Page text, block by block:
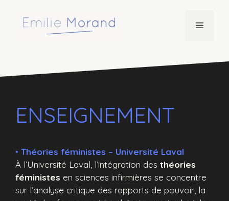
Menu
ENSEIGNEMENT
• Théories féministes – Université Laval
À l’Université Laval, l’intégration des théories
féministes en sciences infirmières se concentre
sur l’analyse critique des rapports de pouvoir, la